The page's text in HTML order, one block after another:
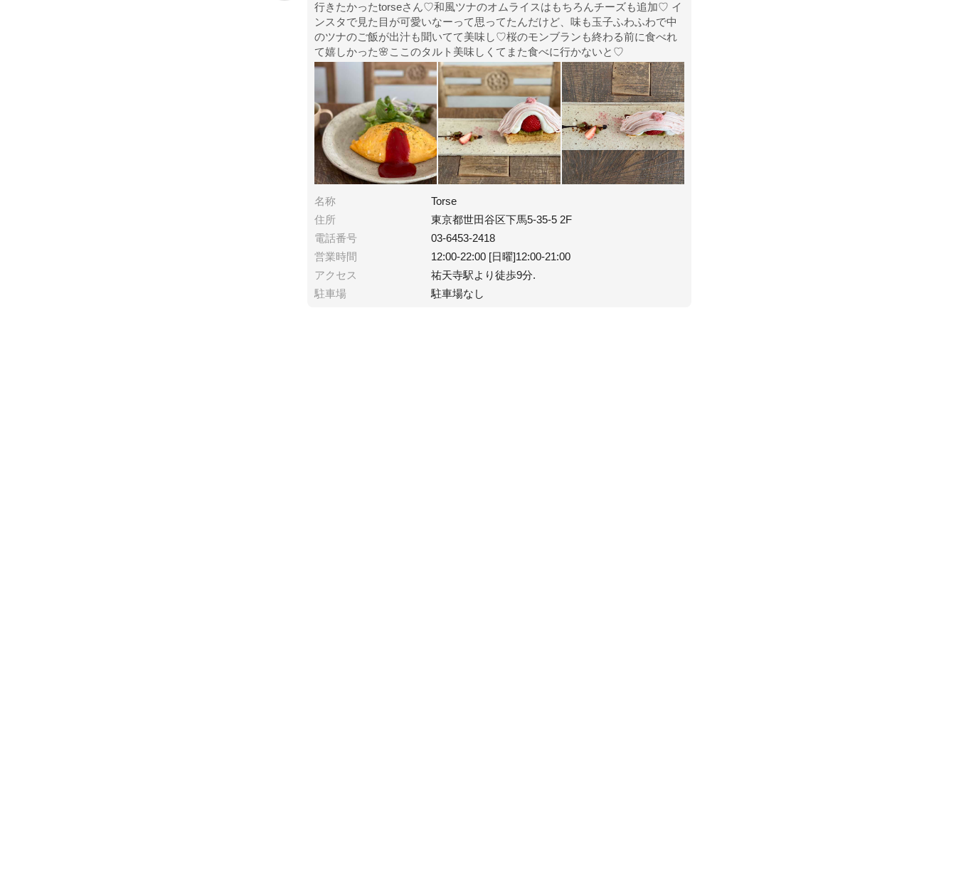
行きたかったtorseさん♡和風ツナのオムライスはもちろんチーズも追加♡ イ
ンスタで見た目が可愛いなーって思ってたんだけど、味も玉子ふわふわで中
のツナのご飯が出汁も聞いてて美味し♡桜のモンブランも終わる前に食べれ
て嬉しかった🌸ここのタルト美味しくてまた食べに行かないと♡
名称
Torse
住所
東京都世田谷区下馬5-35-5 2F
電話番号
03-6453-2418
営業時間
12:00-22:00 [日曜]12:00-21:00
アクセス
祐天寺駅より徒歩9分.
駐車場
駐車場なし